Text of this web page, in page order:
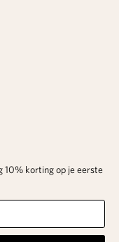
10% korting op je eerste